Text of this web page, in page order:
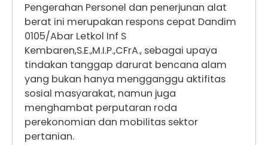
Pengerahan Personel dan penerjunan alat
berat ini merupakan respons cepat Dandim
0105/Abar Letkol Inf S
Kembaren,S.E.,M.I.P.,CFrA., sebagai upaya
tindakan tanggap darurat bencana alam
yang bukan hanya mengganggu aktifitas
sosial masyarakat, namun juga
menghambat perputaran roda
perekonomian dan mobilitas sektor
pertanian.